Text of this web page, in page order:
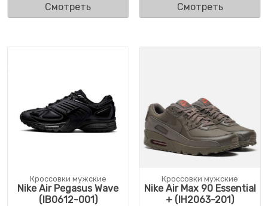
Смотреть
Смотреть
Кроссовки мужские
Nike Air Pegasus Wave
(IB0612-001)
Кроссовки мужские
Nike Air Max 90 Essential
+ (IH2063-201)